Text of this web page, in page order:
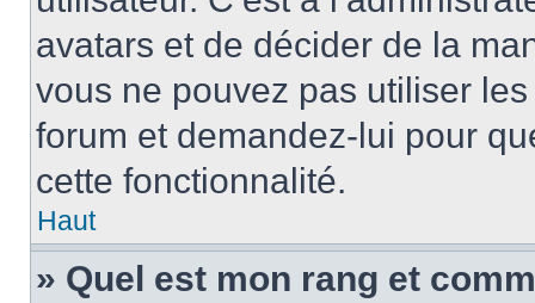
avatars et de décider de la
vous ne pouvez pas utiliser
forum et demandez-lui pour
cette fonctionnalité.
Haut
» Quel est mon rang et